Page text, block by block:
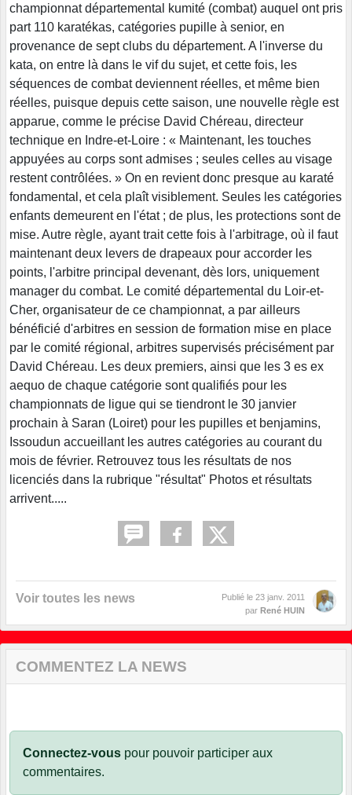
championnat départemental kumité (combat) auquel ont pris
part 110 karatékas, catégories pupille à senior, en
provenance de sept clubs du département. A l'inverse du
kata, on entre là dans le vif du sujet, et cette fois, les
séquences de combat deviennent réelles, et même bien
réelles, puisque depuis cette saison, une nouvelle règle est
apparue, comme le précise David Chéreau, directeur
technique en Indre-et-Loire : « Maintenant, les touches
appuyées au corps sont admises ; seules celles au visage
restent contrôlées. » On en revient donc presque au karaté
fondamental, et cela plaît visiblement. Seules les catégories
enfants demeurent en l'état ; de plus, les protections sont de
mise. Autre règle, ayant trait cette fois à l'arbitrage, où il faut
maintenant deux levers de drapeaux pour accorder les
points, l'arbitre principal devenant, dès lors, uniquement
manager du combat. Le comité départemental du Loir-et-
Cher, organisateur de ce championnat, a par ailleurs
bénéficié d'arbitres en session de formation mise en place
par le comité régional, arbitres supervisés précisément par
David Chéreau. Les deux premiers, ainsi que les 3 es ex
aequo de chaque catégorie sont qualifiés pour les
championnats de ligue qui se tiendront le 30 janvier
prochain à Saran (Loiret) pour les pupilles et benjamins,
Issoudun accueillant les autres catégories au courant du
mois de février. Retrouvez tous les résultats de nos
licenciés dans la rubrique "résultat" Photos et résultats
arrivent.....
Voir toutes les news Publié le 23 janv. 2011
par René HUIN
COMMENTEZ LA NEWS
Connectez-vous pour pouvoir participer aux
commentaires.